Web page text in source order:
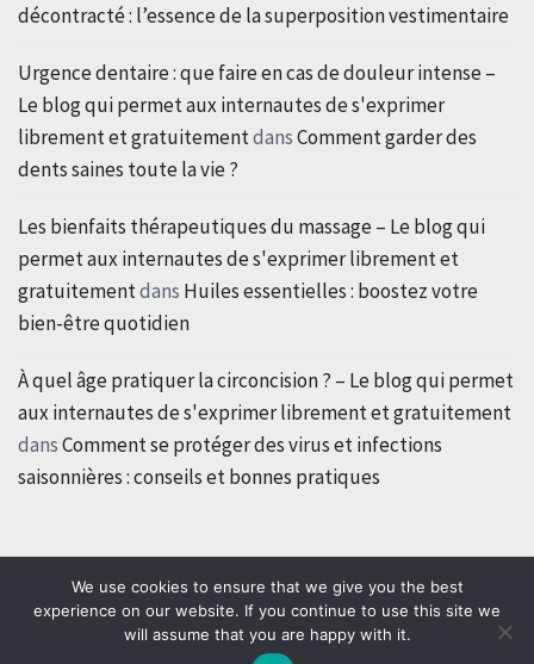
décontracté : l’essence de la superposition vestimentaire
Urgence dentaire : que faire en cas de douleur intense –
Le blog qui permet aux internautes de s'exprimer
librement et gratuitementdansComment garder des
dents saines toute la vie ?
Les bienfaits thérapeutiques du massage – Le blog qui
permet aux internautes de s'exprimer librement et
gratuitementdans Huiles essentielles : boostez votre
bien-être quotidien
À quel âge pratiquer la circoncision ? – Le blog qui permet
aux internautes de s'exprimer librement et gratuitement
dansComment se protéger des virus et infections
saisonnières : conseils et bonnes pratiques
Copyright © All rights reserved.|Theme: Classic Blog by
We use cookies to ensure that we give you the best
experience on our website. If you continue to use this site we
will assume that you are happy with it.